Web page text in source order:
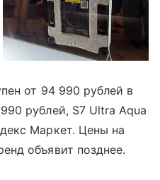
от 94 990 рублей в
рублей, S7 Ultra Aqua
Маркет. Цены на
объявит позднее.